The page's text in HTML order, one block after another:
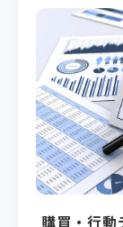
購買・行動